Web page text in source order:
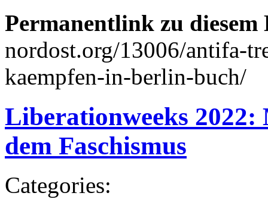
Permanentlink zu
nordost.org/13006/antifa-
kaempfen-in-berlin-buch/
Liberationweeks 2022:
dem Faschismus
Categories: